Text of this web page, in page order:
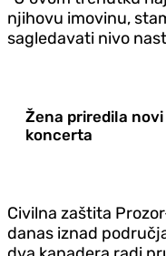
njihovu imovinu,
sagledavati nivo
Žena priredila
koncerta
Civilna zaštita
danas iznad